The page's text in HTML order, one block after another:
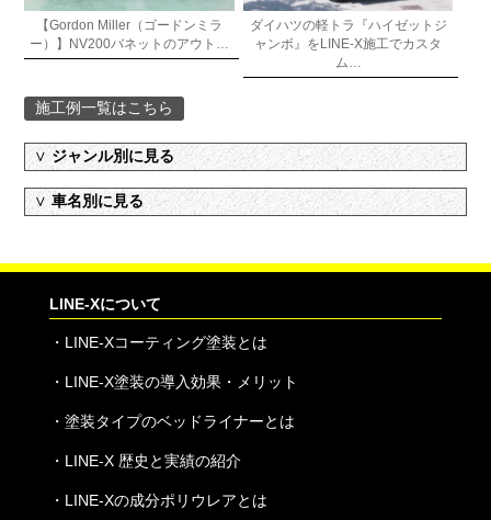
【Gordon Miller（ゴードンミラ
ー）】NV200バネットのアウト…
ダイハツの軽トラ『ハイゼットジ
ャンボ』をLINE-X施工でカスタ
ム…
施工例一覧はこちら
∨ジャンル別に見る
∨車名別に見る
LINE-Xについて
・ LINE-Xコーティング塗装とは
・ LINE-X塗装の導入効果・メリット
・ 塗装タイプのベッドライナーとは
・ LINE-X 歴史と実績の紹介
・ LINE-Xの成分ポリウレアとは